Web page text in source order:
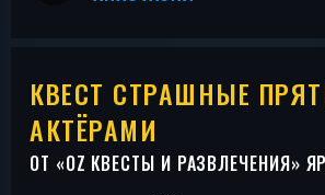
КВЕСТ СТРАШНЫЕ
АКТЁРАМИ
ОТ «OZ КВЕСТЫ И РАЗВЛЕЧЕНИЯ»